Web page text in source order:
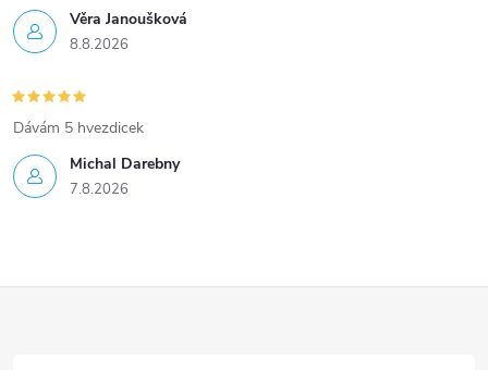
Věra Janoušková
8.8.2026
Michal Darebny
7.8.2026
Dávám 5 hvezdicek